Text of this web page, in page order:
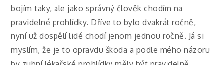
bojím taky, ale jako správný člověk chodím na
pravidelné prohlídky. Dříve to bylo dvakrát ročně,
nyní už dospělí lidé chodí jenom jednou ročně. Já si
myslím, že je to opravdu škoda a podle mého názoru